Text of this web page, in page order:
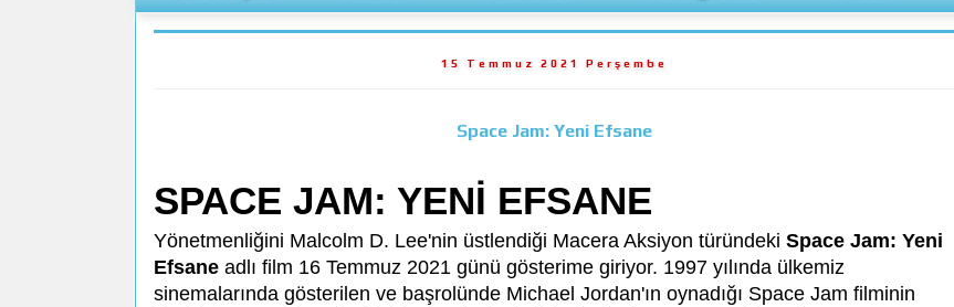
15 Temmuz 2021 Perşembe
Space Jam: Yeni Efsane
SPACE JAM: YENİ EFSANE
Yönetmenliğini Malcolm D. Lee'nin üstlendiği Macera Aksiyon türündeki Space Jam: Yeni
Efsane adlı film 16 Temmuz 2021 günü gösterime giriyor. 1997 yılında ülkemiz
sinemalarında gösterilen ve başrolünde Michael Jordan'ın oynadığı Space Jam filminin